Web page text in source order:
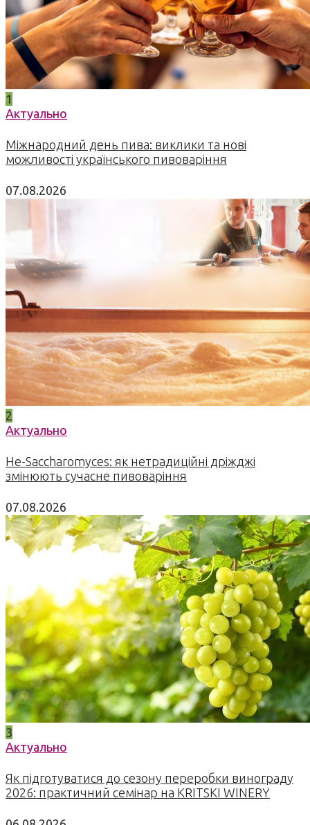
1
Актуально
Міжнародний день пива: виклики та нові
можливості українського пивоваріння
07.08.2026
2
Актуально
Не-Saccharomyces: як нетрадиційні дріжджі
змінюють сучасне пивоваріння
07.08.2026
3
Актуально
Як підготуватися до сезону переробки винограду
2026: практичний семінар на KRITSKI WINERY